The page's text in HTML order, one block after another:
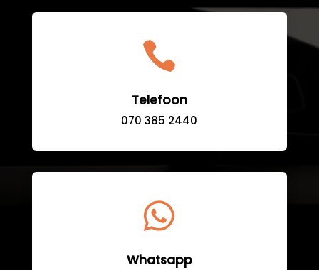

Telefoon
070 385 2440

Whatsapp